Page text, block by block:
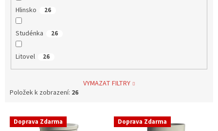
Hlinsko 26
Studénka 26
Litovel 26
VYMAZAT FILTRY
Položek k zobrazení: 26
V Doprava Zdarma Doprava Zdarma